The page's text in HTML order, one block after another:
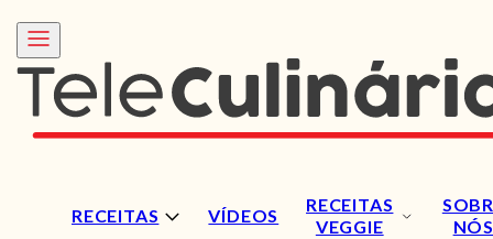
RECEITAS VÍDEOS
RECEITAS
VEGGIE
NÓS